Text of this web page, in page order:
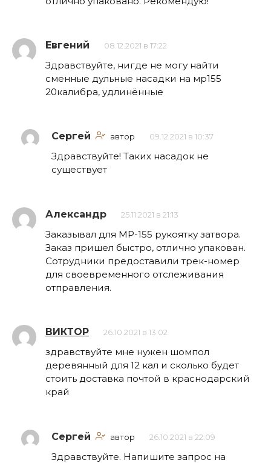
Евгений 08.12.2021 в 17:22
Здравствуйте, нигде не могу найти
сменные дульные насадки на мр155
20калибра, удлинённые
Сергей автор 09.12.2021 в 10:37
Здравствуйте! Таких насадок не
существует
Александр 25.11.2021 в 21:13
Заказывал для МР-155 рукоятку затвора.
Заказ пришел быстро, отлично упакован.
Сотрудники предоставили трек-номер
для своевременного отслеживания
отправления.
ВИКТОР 26.10.2021 в 13:02
здравствуйте мне нужен шомпол
деревянный для 12 кал и сколько будет
стоить доставка почтой в краснодарский
край
Сергей автор 26.10.2021 в 22:09
Здравствуйте. Напишите запрос на